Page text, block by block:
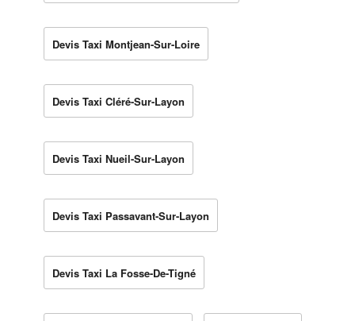
Devis Taxi Montjean-Sur-Loire
Devis Taxi Cléré-Sur-Layon
Devis Taxi Nueil-Sur-Layon
Devis Taxi Passavant-Sur-Layon
Devis Taxi La Fosse-De-Tigné